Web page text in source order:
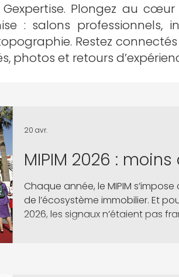
Plongez au
: salons professionnels,
Restez
photos et retours
MIPIM 2026 :
Chaque année, le MIPIM
de l’écosystème immobilier. Et
2026, les signaux n’étaient pas
20 avr.